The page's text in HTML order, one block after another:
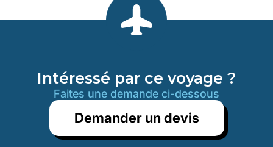
Intéressé par ce voyage ?
Faites une demande ci-dessous
Demander un devis